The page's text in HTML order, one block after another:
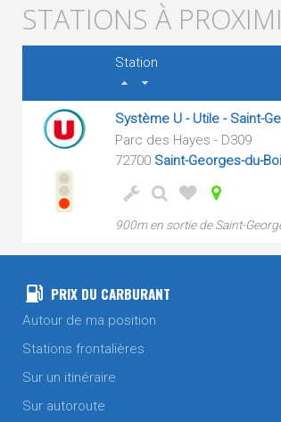
STATIONS À
Station
Système U - Utile - Saint-
Parc des Hayes - D309
72700 Saint-Georges-du-
900m en sortie de Saint-
PRIX DU CARBURANT
Autour de ma position
Stations frontalières
Sur un itinéraire
Sur autoroute